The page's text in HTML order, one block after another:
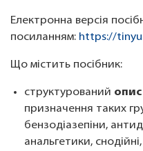
Електронна версія
посиланням: https://
Що містить посібник:
структурований
призначення таких
бензодіазепіни,
анальгетики,